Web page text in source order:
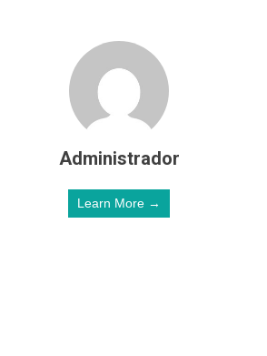
Administrador
Learn More →